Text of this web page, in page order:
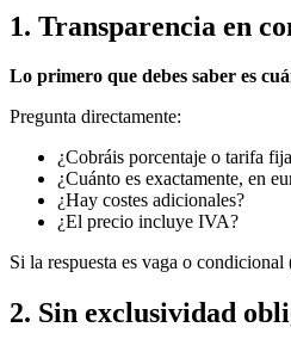
1. Transparencia en
Lo primero que debes saber es
Pregunta directamente:
¿Cobráis porcentaje o tarifa
¿Cuánto es exactamente, en
¿Hay costes adicionales?
¿El precio incluye IVA?
Si la respuesta es vaga o
2. Sin exclusividad